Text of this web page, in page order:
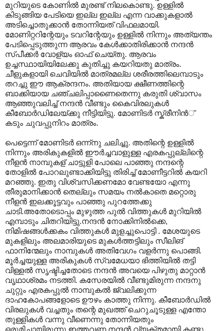
മുറിയുടെ കോണില്‍ മുരണ്ട് നിലകൊണ്ടു. ഉള്ളില്‍
കിടുങ്ങിയ പേടിയെ ഇല്ല ഇല്ല എന്ന വാക്കുകളാല്‍
അടിച്ചൊതുക്കാന്‍ തോന്നിയത് വിഫലമായി.
മോണിറ്ററിന്റേയും ടവറിന്റേയും ഉള്ളില്‍ നിന്നും അത്യന്തം
പേടിപ്പെടുത്തുന്ന ആരവം കേള്‍ക്കാതിരിക്കാന്‍ നന്ദന്‍
സ്പീക്കര്‍ വോള്യം ഓഫ് ചെയ്തു. ആരവം
ഉച്ചസ്ഥായിയിലേക്കു കുതിച്ചു കയറിയതു മാത്രം.
ചീളുകളായി ചെവിയില്‍ മാത്രമല്ല ശരീരത്തിലെമ്പാടും
തറച്ചു ഈ ആക്രന്ദനം. അതിയായ ക്ഷീണത്തിന്റെ
ബാക്കിയായ ചഞ്ചലിപ്പാണൈതെന്നു കരുതി ശ്വാസം
ആഞ്ഞുവലിച്ച് നന്ദന്‍ വീണ്ടും കൈവിരലുകള്‍
കീബോര്‍ഡിലേയ്ക്കു നീട്ടിയിട്ടു. മോണിടര്‍ സ്ക്രീനിന്‍് ‍
കടും ചുവപ്പുനിറം മാത്രം.
പെട്ടെന്ന് മോണിടര്‍ ഒന്ന്നു ചലിച്ചു. അതിന്റെ ഉള്ളില്‍
നിന്നും അരികുകളില്‍ ഈ‍ര്‍ച്ചവാളുള്ള എരകപ്പുല്ലിന്റെ
നീളന്‍ നാമ്പുകള് ‍ചാട്ടുളി പോലെ പാഞ്ഞു നന്ദന്റെ
തോളില്‍‍ പോറലുണ്ടാക്കിയിട്ടു തിരിച്ച് മോണീട്ടറില്‍ കയറി
മറഞ്ഞു. ഇതു വിശ്വസിക്കണമോ വേണ്ടയോ എന്നു
തീരുമാനിക്കാന്‍ തെല്ലും സമയം നല്‍കാതെ മറ്റൊരു
നീളന്‍ ഇലക്കൂട്ടവും പാഞ്ഞു പുറത്തേക്കു
ചാടി.അതോടൊപ്പം മുഴുത്ത പുല്‍ വിത്തുകള്‍ മുറിയില്‍
എമ്പാടും ചിതറിയിട്ടു.നന്ദന്‍ നോക്കിനില്‍ക്കെ,
നിമിഷങ്ങള്‍ക്കകം വിത്തുകള്‍ മുളച്ചുപൊട്ടി . മേശയുടെ
മുകളിലും അലമാരിയുടെ മുകള്‍ത്തട്ടിലും സീലിങ്
ഫാനിന്മേലും നാമ്പുകള്‍ അതിവേഗം വളര്‍ന്നു പൊങ്ങി.
മൂര്‍ച്ചയുള്ള അരികുകള്‍ സ്വമേധയാ ഭിത്തിയില്‍ തട്ടി
വിള്ളല്‍ സൃഷ്ടിച്ചതോടെ നന്ദന്‍ അവയെ പിഴുതു മാറ്റാന്‍
വൃഥാശ്രമം നടത്തി. കസേരയില്‍ വീണ്ടുമിരുന്ന നന്ദനു
ചുറ്റും എരകപ്പുല്‍ നാമ്പുകല്‍ ജ്വലിക്കുന്ന
ദാഹകോപങ്ങളോടെ ഊഴം കാത്തു നിന്നു. കീബോര്‍ഡില്‍
വിരലുകള്‍ വച്ചതും തന്റെ മുഖത്ത് ചെറുചൂടുള്ള എന്തോ
തുള്ളികള്‍ വന്നു വീണെന്നു തോന്നിയതും
ഒരുമിച്ചായിരുന്നു.ഇത്തവണ നന്ദന്‍ വ്യക്തമായി കണ്ടു